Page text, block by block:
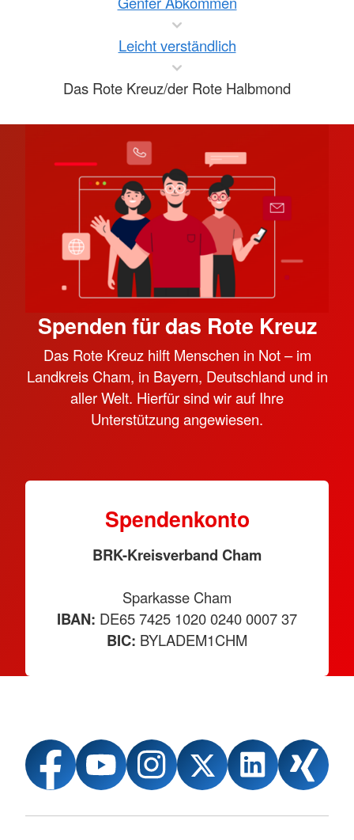
Leicht verständlich
Das Rote Kreuz/der Rote Halbmond
Spenden für das Rote Kreuz
Das Rote Kreuz hilft Menschen in Not – im
Landkreis Cham, in Bayern, Deutschland und in
aller Welt. Hierfür sind wir auf Ihre
Unterstützung angewiesen.
Spendenkonto
BRK-Kreisverband Cham
Sparkasse Cham
IBAN: DE65 7425 1020 0240 0007 37
BIC: BYLADEM1CHM